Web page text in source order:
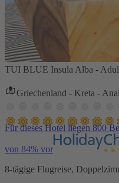
TUI BLUE Insula Alba -
Griechenland - Kreta -
Für dieses Hotel liegen 800
von 84% vor
8-tägige Flugreise,